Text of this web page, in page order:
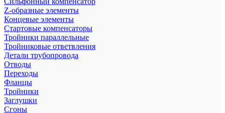
Z-образные элементы
Концевые элементы
Стартовые компенсаторы
Тройники параллельные
Тройниковые ответвления
Детали трубопровода
Отводы
Переходы
Фланцы
Тройники
Заглушки
Сгоны